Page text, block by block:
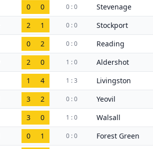
0 0 0 : 0 Stevenage
2 1 0 : 0 Stockport
0 2 0 : 0 Reading
2 0 1 : 0 Aldershot
1 4 1 : 3 Livingston
3 2 0 : 0 Yeovil
3 0 1 : 0 Walsall
0 1 0 : 0 Forest Green